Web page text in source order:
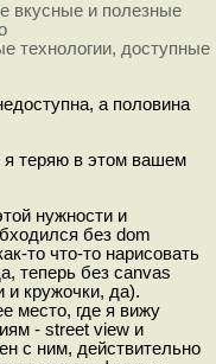
вкусные и полезные
технологии, доступные
а половина
я теряю в этом вашем
нужности и
без dom
то что-то нарисовать
теперь без canvas
и кружочки, да).
место, где я вижу
- street view и
с ним, действительно